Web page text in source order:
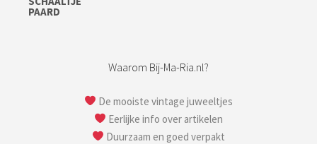
Waarom Bij-Ma-Ria.nl?
De mooiste vintage juweeltjes
Eerlijke info over artikelen
Duurzaam en goed verpakt